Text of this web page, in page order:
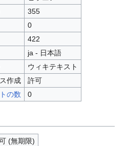
355
0
422
ja - 日本語
ウィキテキスト
作成
許可
の数
0
(無期限)